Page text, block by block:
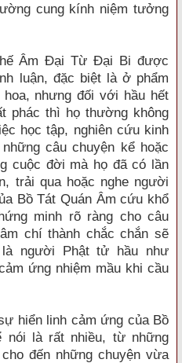
cung kính niệm tưởng
Âm Đại Từ Đại Bi được
luận, đặc biệt là ở phẩm
nhưng đối với hầu hết
phác thì họ thường không
học tập, nghiên cứu kinh
câu chuyện kể hoặc
cuộc đời mà họ đã có lần
trải qua hoặc nghe người
Bồ Tát Quán Âm cứu khổ
minh rõ ràng cho câu
chí thành chắc chắn sẽ
người Phật tử hầu như
ứng nhiệm mầu khi cầu
hiển linh cảm ứng của Bồ
nói là rất nhiều, từ những
đến những chuyện vừa